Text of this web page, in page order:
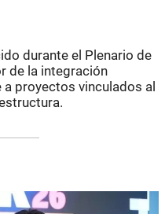
durante el Plenario de
de la integración
proyectos vinculados al